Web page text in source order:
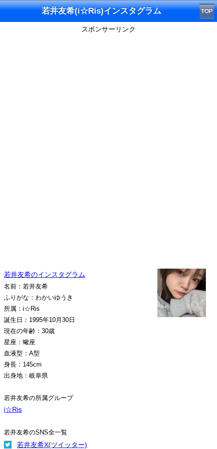
若井友希(i☆Ris)インスタグラム TOP
スポンサーリンク
若井友希のインスタグラム
名前：若井友希
ふりがな：わかいゆうき
所属：i☆Ris
誕生日：1995年10月30日
現在の年齢：30歳
星座：蠍座
血液型：A型
身長：145cm
出身地：岐阜県
若井友希の所属グループ
i☆Ris
若井友希のSNS全一覧
若井友希X(ツイッター)